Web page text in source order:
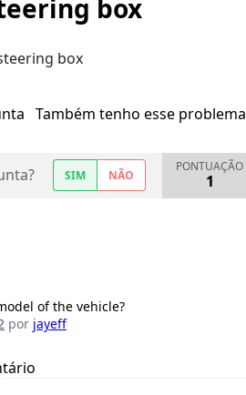
box
box
Também tenho esse problema
SIM NÃO
PONTUAÇÃO
1
of the vehicle?
por jayeff